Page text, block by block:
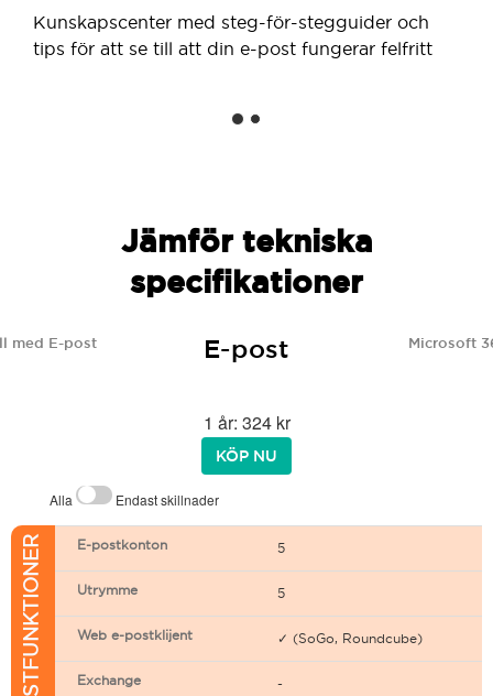
Kunskapscenter med steg-för-stegguider och
tips för att se till att din e-post fungerar felfritt
Jämför tekniska
specifikationer
med E-post E-post Microsoft
1 år: 324 kr
KÖP NU
Alla Endast skillnader
E-POSTFUNKTIONER E-postkonton 5
Utrymme 5
Web e-postklijent ✓ (SoGo, Roundcube)
Exchange -